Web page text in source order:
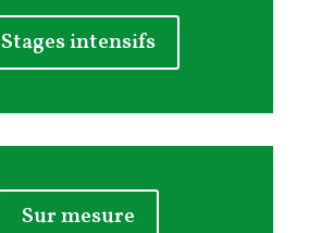
Stages intensifs
Sur mesure